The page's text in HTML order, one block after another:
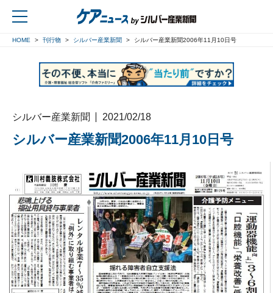
HOME 刊行物 シルバー産業新聞 シルバー産業新聞2006年11月10日号
シルバー産業新聞 2021/02/18
シルバー産業新聞2006年11月10日号